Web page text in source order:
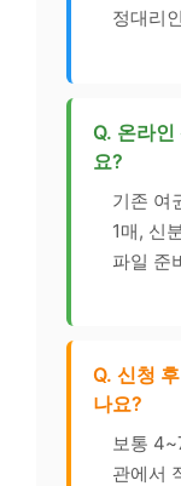
정대리
Q. 온라
요?
기존 여
1매, 신
파일 준
Q. 신청
나요?
보통
관에서